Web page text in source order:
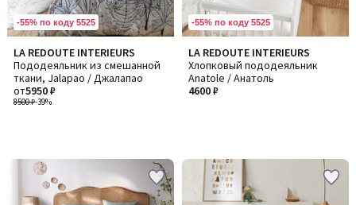
-55% по коду 5525
LA REDOUTE INTERIEURS
Пододеяльник из смешанной
ткани, Jalapao / Джалапао
8500 ₽-39%
от5950 ₽
-55% по коду 5525
LA REDOUTE INTERIEURS
Хлопковый пододеяльник
Anatole / Анатоль
4600 ₽